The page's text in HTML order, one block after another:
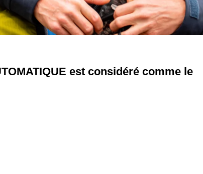
est considéré comme le